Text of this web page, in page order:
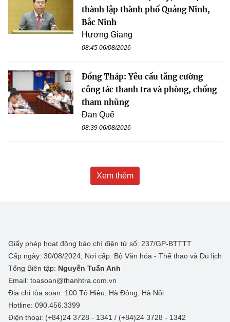
thành lập thành phố Quảng Ninh,
Bắc Ninh
Hương Giang
08:45 06/08/2026
Đồng Tháp: Yêu cầu tăng cường
công tác thanh tra và phòng, chống
tham nhũng
Đan Quế
08:39 06/08/2026
Xem thêm
Giấy phép hoạt động báo chí điện tử số: 237/GP-BTTTT
Cấp ngày: 30/08/2024; Nơi cấp: Bộ Văn hóa - Thể thao và Du lịch
Tổng Biên tập: Nguyễn Tuấn Anh
Email: toasoan@thanhtra.com.vn
Địa chỉ tòa soạn: 100 Tô Hiệu, Hà Đông, Hà Nội.
Hotline: 090.456.3399
Điện thoại: (+84)24 3728 - 1341 / (+84)24 3728 - 1342